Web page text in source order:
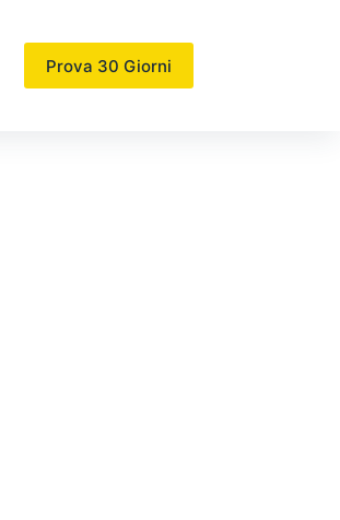
Prova 30 Giorni